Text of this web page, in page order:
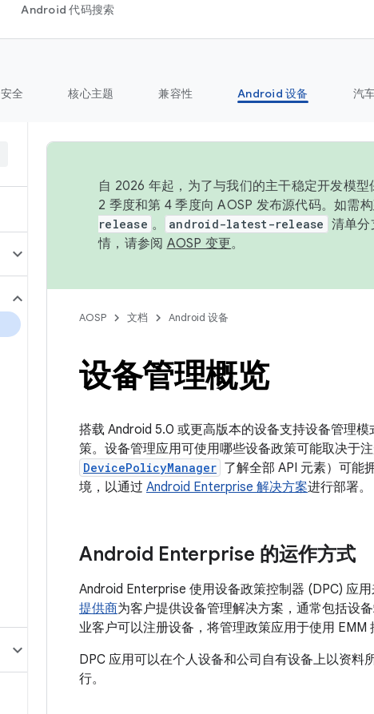
Android 代码搜索
安全 核心主题 兼容性 Android 设备 汽
自 2026 年起，为了与我们的主干稳定开发模
2 季度和第 4 季度向 AOSP 发布源代码。如需
release 。 android-latest-release 清单分
情，请参阅 AOSP 变更。
AOSP 文档 Android 设备
设备管理概览
搭载 Android 5.0 或更高版本的设备支持设备管理
策。设备管理应用可使用哪些设备政策可能取决于
DevicePolicyManager 了解全部 API 元素）可能
境，以通过 Android Enterprise 解决方案进行部署。
Android Enterprise 的运作方式
Android Enterprise 使用设备政策控制器 (DPC) 应用
提供商为客户提供设备管理解决方案，通常包括设
业客户可以注册设备，将管理政策应用于使用 EMM
DPC 应用可以在个人设备和公司自有设备上以资
行。